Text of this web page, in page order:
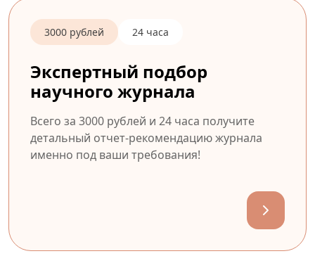
3000 рублей 24 часа
Экспертный подбор
научного журнала
Всего за 3000 рублей и 24 часа получите
детальный отчет-рекомендацию журнала
именно под ваши требования!